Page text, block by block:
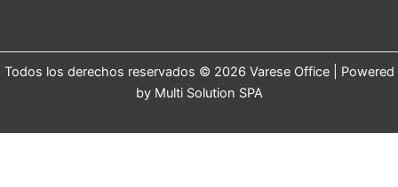
Todos los derechos reservados © 2026 Varese Office | Powered
by Multi Solution SPA